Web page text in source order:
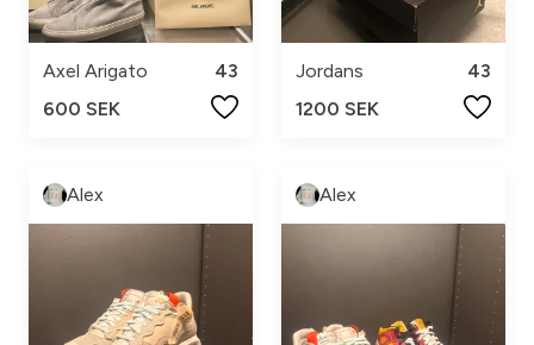
Axel Arigato
43
600 SEK
Jordans
43
1200 SEK
Alex Alex